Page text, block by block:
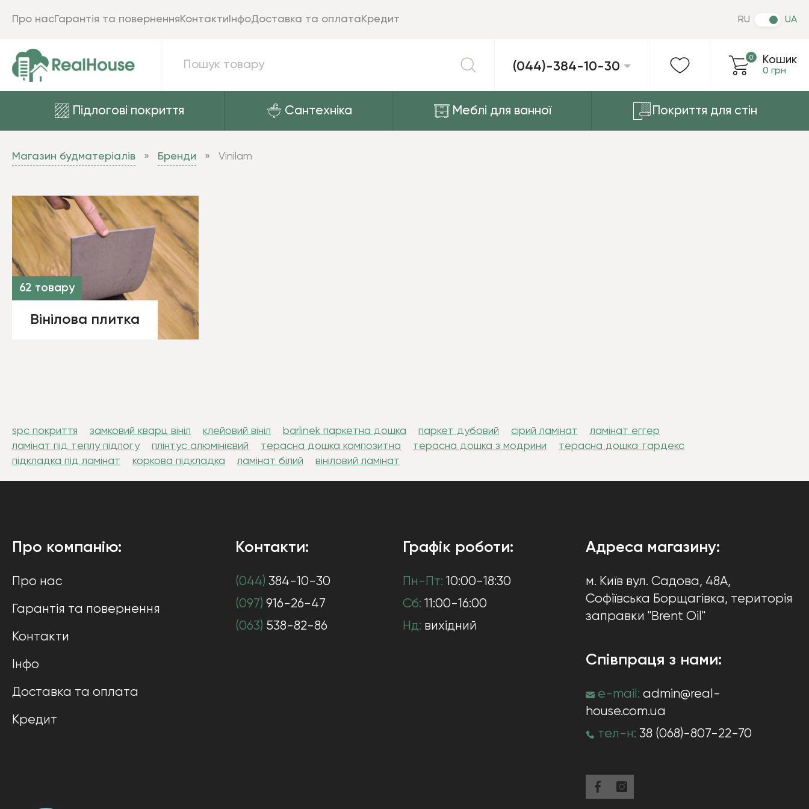
(044)-384-10-30
Кошик
0 грн
0
RU UA
Підлогові покриття Сантехніка Меблі для ванної Покриття для стін
Про насГарантія та поверненняКонтакти ІнфоДоставка та оплатаКредит
Магазин будматеріалів Бренди Vinilam
62 товару
Вінілова плитка
spc покриття замковий кварц вініл клейовий вініл barlinek паркетна дошка паркет дубовий сірий ламінат
ламінат еггер
ламінат під теплу підлогу
плінтус алюмінієвий терасна дошка композитна терасна дошка з модрини
терасна дошка тардекс
підкладка під ламінат
коркова підкладка ламінат білий вініловий ламінат
Про компанію:
Про нас
Гарантія та повернення
Контакти
Інфо
Доставка та оплата
Кредит
Контакти:
(044) 384-10-30
(097) 916-26-47
(063) 538-82-86
Графік роботи:
Пн-Пт: 10:00-18:30
Сб: 11:00-16:00
Нд: вихідний
Адреса магазину:
м. Київ вул. Садова, 48А,
Софіївська Борщагівка, територія
заправки "Brent Oil"
Співпраця з нами:
e-mail: admin@real-
house.com.ua
тел-н: 38 (068)-807-22-70